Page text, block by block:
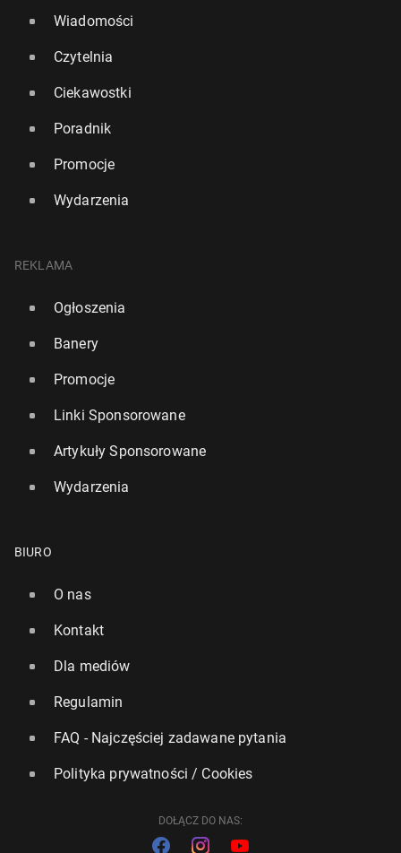
Wiadomości
Czytelnia
Ciekawostki
Poradnik
Promocje
Wydarzenia
REKLAMA
Ogłoszenia
Banery
Promocje
Linki Sponsorowane
Artykuły Sponsorowane
Wydarzenia
BIURO
O nas
Kontakt
Dla mediów
Regulamin
FAQ - Najczęściej zadawane pytania
Polityka prywatności / Cookies
DOŁĄCZ DO NAS: